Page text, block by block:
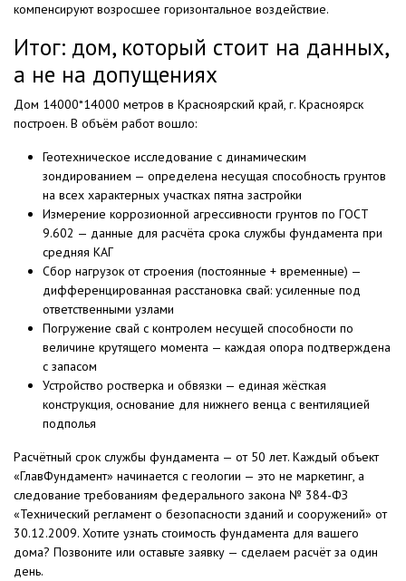
компенсируют возросшее горизонтальное воздействие.
Итог: дом, который стоит на данных,
а не на допущениях
Дом 14000*14000 метров в Красноярский край, г. Красноярск
построен. В объём работ вошло:
Геотехническое исследование с динамическим
зондированием — определена несущая способность грунтов
на всех характерных участках пятна застройки
Измерение коррозионной агрессивности грунтов по ГОСТ
9.602 — данные для расчёта срока службы фундамента при
средняя КАГ
Сбор нагрузок от строения (постоянные + временные) —
дифференцированная расстановка свай: усиленные под
ответственными узлами
Погружение свай с контролем несущей способности по
величине крутящего момента — каждая опора подтверждена
с запасом
Устройство ростверка и обвязки — единая жёсткая
конструкция, основание для нижнего венца с вентиляцией
подполья
Расчётный срок службы фундамента — от 50 лет. Каждый объект
«ГлавФундамент» начинается с геологии — это не маркетинг, а
следование требованиям федерального закона № 384-ФЗ
«Технический регламент о безопасности зданий и сооружений» от
30.12.2009. Хотите узнать стоимость фундамента для вашего
дома? Позвоните или оставьте заявку — сделаем расчёт за один
день.